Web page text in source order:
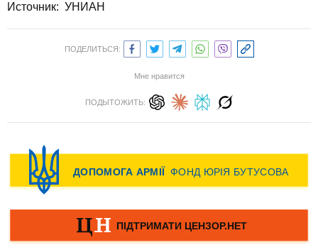
Источник: УНИАН
ПОДЕЛИТЬСЯ:
Мне нравится
ПОДЫТОЖИТЬ: